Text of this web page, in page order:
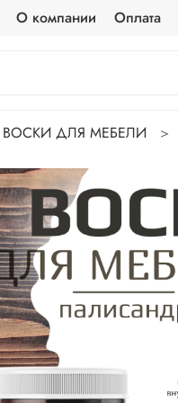
О компании Оплата
ВОСКИ ДЛЯ МЕБЕЛИ